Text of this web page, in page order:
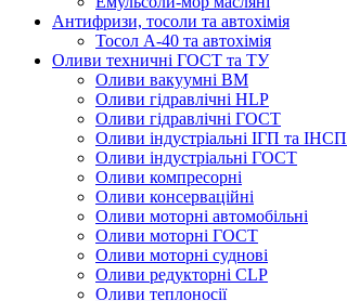
Антифризи, тосоли та автохімія
Тосол А-40 та автохімія
Оливи техничні ГОСТ та ТУ
Оливи вакуумні ВМ
Оливи гідравлічні HLP
Оливи гідравлічні ГОСТ
Оливи індустріальні ІГП та ІНСП
Оливи індустріальні ГОСТ
Оливи компресорні
Оливи консерваційні
Оливи моторні автомобільні
Оливи моторні ГОСТ
Оливи моторні суднові
Оливи редукторні CLP
Оливи теплоносії